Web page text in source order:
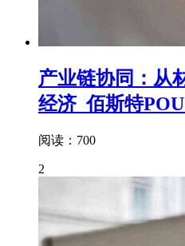
产业链协同：从
经济_佰斯特
阅读：700
2